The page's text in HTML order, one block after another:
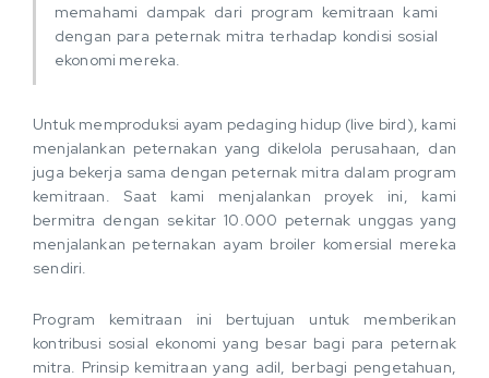
memahami dampak dari program kemitraan kami
dengan para peternak mitra terhadap kondisi sosial
ekonomi mereka.
Untuk memproduksi ayam pedaging hidup (live bird), kami
menjalankan peternakan yang dikelola perusahaan, dan
juga bekerja sama dengan peternak mitra dalam program
kemitraan. Saat kami menjalankan proyek ini, kami
bermitra dengan sekitar 10.000 peternak unggas yang
menjalankan peternakan ayam broiler komersial mereka
sendiri.
Program kemitraan ini bertujuan untuk memberikan
kontribusi sosial ekonomi yang besar bagi para peternak
mitra. Prinsip kemitraan yang adil, berbagi pengetahuan,